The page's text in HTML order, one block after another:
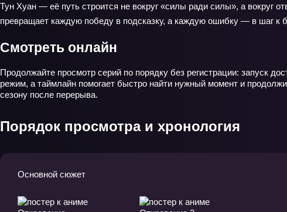
Тун Хуан — её путь строится не вокруг «силы ради силы», а вокруг
превращает каждую победу в подсказку, а каждую ошибку — в шаг к
Смотреть онлайн
Продолжайте просмотр серий по порядку без регистрации: запуск
режим, а таймлайн помогает быстро найти нужный момент и
сезону после перерыва.
Порядок просмотра и хронология
Основной сюжет